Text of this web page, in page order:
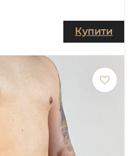
Купити